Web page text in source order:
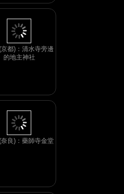
京都)：清水寺旁邊
的地主神社
奈良)：藥師寺金堂